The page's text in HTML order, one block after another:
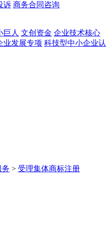
诉 商务合同咨询
巨人 文创资金 企业技术核心
业发展专项 科技型中小企业认
务 > 受理集体商标注册